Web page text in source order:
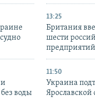
13:25
Британия
шести
предприятий
воды
11:50
Украина
Ярославской